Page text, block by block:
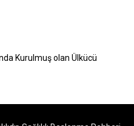
Kurulmuş olan Ülkücü